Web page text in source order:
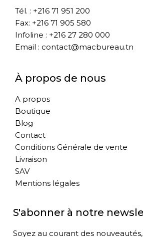
Tél. : +216 71 951 200
Fax: +216 71 905 580
Infoline : +216 27 280 000
Email : contact@macbureau.tn
À propos de nous
A propos
Boutique
Blog
Contact
Conditions Générale de vente
Livraison
SAV
Mentions légales
S'abonner à notre
Soyez au courant des